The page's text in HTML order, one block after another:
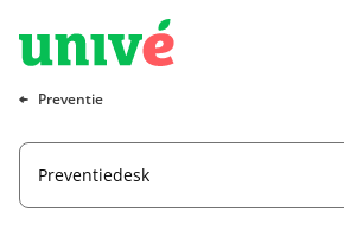
Naar hoofdinhoud
Naar hoofdnavigatie
Naar footer
Preventie
Preventiedesk